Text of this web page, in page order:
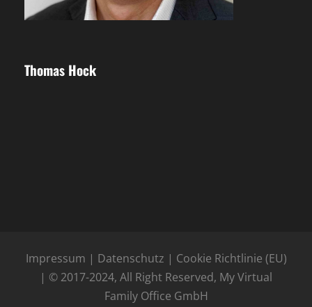
Thomas Hock
Impressum | Datenschutz | Cookie Richtlinie (EU)
| © 2017-2024, All Right Reserved, My Virtual
Family Office GmbH